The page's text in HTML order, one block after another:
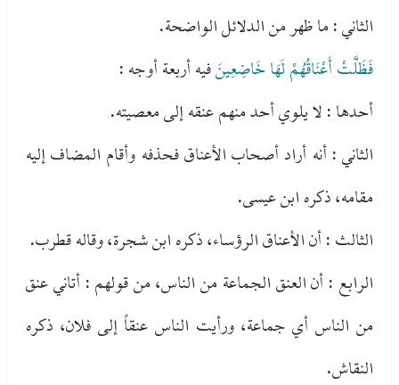
الثاني : ما ظهر من الدلائل الواضحة.
فَظَلَّتْ أَعْنَاقُهُمْ لَهَا خَاضِعِينَفيه أربعة أوجه :
أحدها : لا يلوي أحد منهم عنقه إلى معصيته.
الثاني : أنه أراد أصحاب الأعناق فحذفه وأقام المضاف إليه
مقامه، ذكره ابن عيسى.
الثالث : أن الأعناق الرؤساء، ذكره ابن شجرة، وقاله قطرب.
الرابع : أن العنق الجماعة من الناس، من قولهم : أتاني عنق
من الناس أي جماعة، ورأيت الناس عنقاً إلى فلان، ذكره
النقاش.